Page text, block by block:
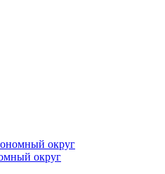
округ
округ